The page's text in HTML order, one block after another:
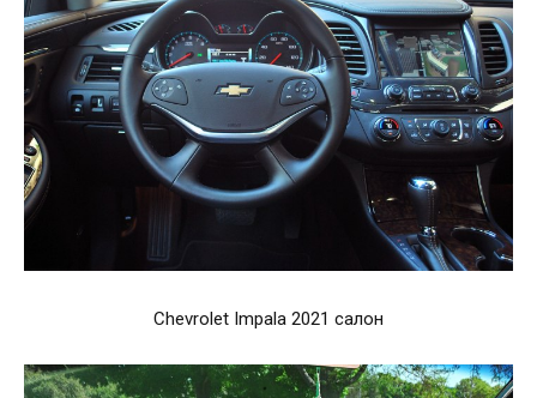
Chevrolet Impala 2021 салон